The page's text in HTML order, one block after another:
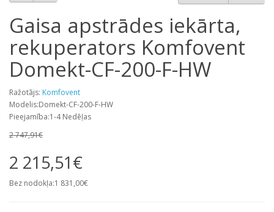
Gaisa apstrādes iekārta,
rekuperators Komfovent
Domekt-CF-200-F-HW
Ražotājs: Komfovent
Modelis:Domekt-CF-200-F-HW
Pieejamība:1-4 Nedēļas
2 747,91€
2 215,51€
Bez nodokļa:1 831,00€